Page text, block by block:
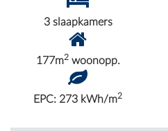
3 slaapkamers
177m2woonopp.
EPC: 273 kWh/m2